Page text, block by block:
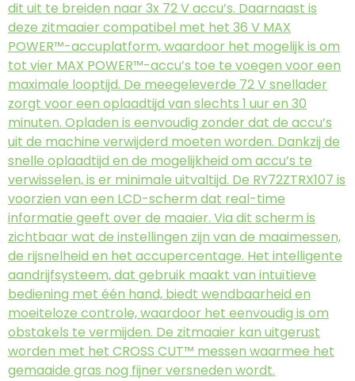
dit uit te breiden naar 3x 72 V accu’s. Daarnaast is
deze zitmaaier compatibel met het 36 V MAX
POWER™-accuplatform, waardoor het mogelijk is om
tot vier MAX POWER™-accu’s toe te voegen voor een
maximale looptijd. De meegeleverde 72 V snellader
zorgt voor een oplaadtijd van slechts 1 uur en 30
minuten. Opladen is eenvoudig zonder dat de accu’s
uit de machine verwijderd moeten worden. Dankzij de
snelle oplaadtijd en de mogelijkheid om accu’s te
verwisselen, is er minimale uitvaltijd. De RY72ZTRX107 is
voorzien van een LCD-scherm dat real-time
informatie geeft over de maaier. Via dit scherm is
zichtbaar wat de instellingen zijn van de maaimessen,
de rijsnelheid en het accupercentage. Het intelligente
aandrijfsysteem, dat gebruik maakt van intuïtieve
bediening met één hand, biedt wendbaarheid en
moeiteloze controle, waardoor het eenvoudig is om
obstakels te vermijden. De zitmaaier kan uitgerust
worden met het CROSS CUT™ messen waarmee het
gemaaide gras nog fijner versneden wordt.